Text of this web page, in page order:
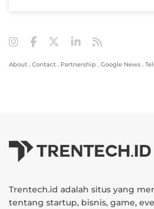
About . Contact . Partnership . Google News .
Trentech.id adalah situs yang
tentang startup, bisnis, game,